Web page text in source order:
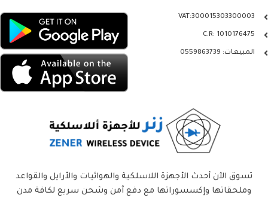
VAT:300015303300003
C.R: 1010176475
المبيعات: 0559863739
تسوق الآن أحدث الأجهزة اللاسلكية والهوائيات والأرايل والقواعد
وملحقاتها وإكسسوراتها مع دفع آمن وشحن سريع لكافة مدن